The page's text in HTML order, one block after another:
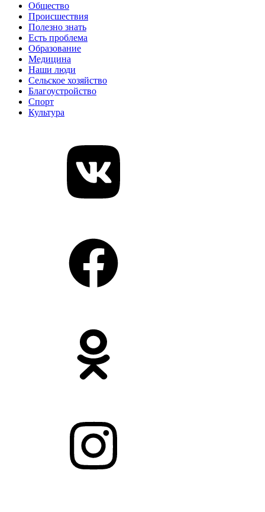
Общество
Происшествия
Полезно знать
Есть проблема
Образование
Медицина
Наши люди
Сельское хозяйство
Благоустройство
Спорт
Культура